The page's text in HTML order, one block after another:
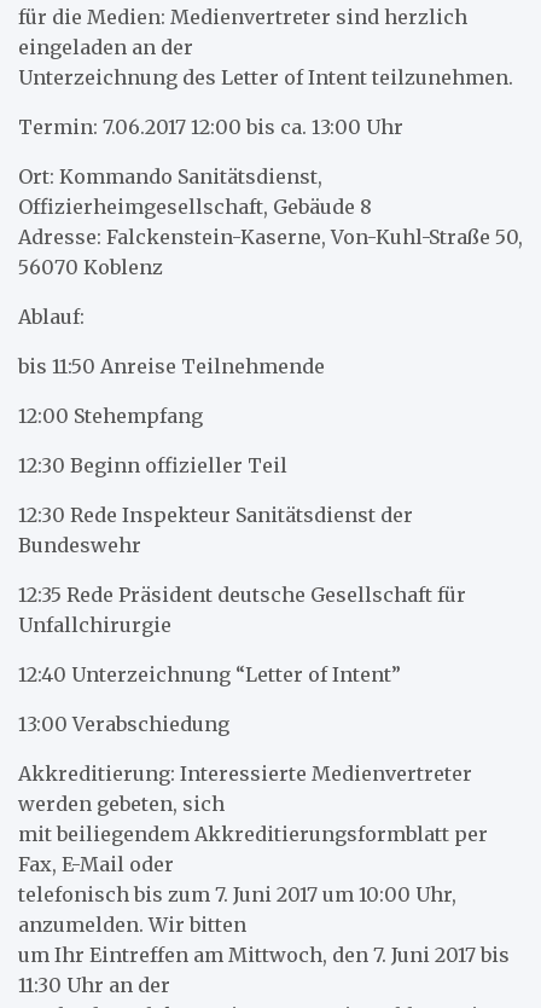
für die Medien: Medienvertreter sind herzlich
eingeladen an der
Unterzeichnung des Letter of Intent teilzunehmen.
Termin: 7.06.2017 12:00 bis ca. 13:00 Uhr
Ort: Kommando Sanitätsdienst,
Offizierheimgesellschaft, Gebäude 8
Adresse: Falckenstein-Kaserne, Von-Kuhl-Straße 50,
56070 Koblenz
Ablauf:
bis 11:50 Anreise Teilnehmende
12:00 Stehempfang
12:30 Beginn offizieller Teil
12:30 Rede Inspekteur Sanitätsdienst der
Bundeswehr
12:35 Rede Präsident deutsche Gesellschaft für
Unfallchirurgie
12:40 Unterzeichnung “Letter of Intent”
13:00 Verabschiedung
Akkreditierung: Interessierte Medienvertreter
werden gebeten, sich
mit beiliegendem Akkreditierungsformblatt per
Fax, E-Mail oder
telefonisch bis zum 7. Juni 2017 um 10:00 Uhr,
anzumelden. Wir bitten
um Ihr Eintreffen am Mittwoch, den 7. Juni 2017 bis
11:30 Uhr an der